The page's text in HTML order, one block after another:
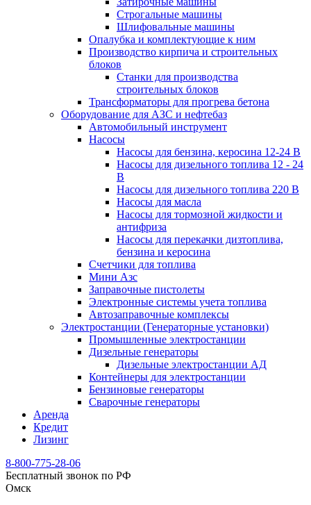
Строгальные машины
Шлифовальные машины
Опалубка и комплектующие к ним
Производство кирпича и строительных
блоков
Cтанки для производства
строительных блоков
Трансформаторы для прогрева бетона
Оборудование для АЗС и нефтебаз
Автомобильный инструмент
Насосы
Насосы для бензина, керосина 12-24 В
Насосы для дизельного топлива 12 - 24
В
Насосы для дизельного топлива 220 В
Насосы для масла
Насосы для тормозной жидкости и
антифриза
Насосы для перекачки дизтоплива,
бензина и керосина
Счетчики для топлива
Мини Азс
Заправочные пистолеты
Электронные системы учета топлива
Автозаправочные комплексы
Электростанции (Генераторные установки)
Промышленные электростанции
Дизельные генераторы
Дизельные электростанции АД
Контейнеры для электростанции
Бензиновые генераторы
Сварочные генераторы
Аренда
Кредит
Лизинг
8-800-775-28-06
Бесплатный звонок по РФ
Омск